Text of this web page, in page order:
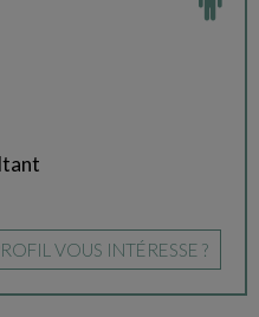
VOUS INTÉRESSE ?